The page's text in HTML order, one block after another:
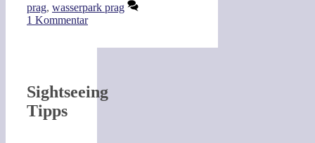
prag, wasserpark prag
1 Kommentar
Sightseeing
Tipps